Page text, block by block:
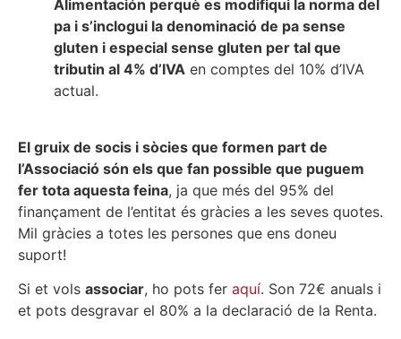
Alimentación perquè es modifiqui la norma del
pa i s’inclogui la denominació de pa sense
gluten i especial sense gluten per tal que
tributin al 4% d’IVA en comptes del 10% d’IVA
actual.
El gruix de socis i sòcies que formen part de
l’Associació són els que fan possible que puguem
fer tota aquesta feina, ja que més del 95% del
finançament de l’entitat és gràcies a les seves quotes.
Mil gràcies a totes les persones que ens doneu
suport!
Si et vols associar, ho pots fer aquí. Son 72€ anuals i
et pots desgravar el 80% a la declaració de la Renta.